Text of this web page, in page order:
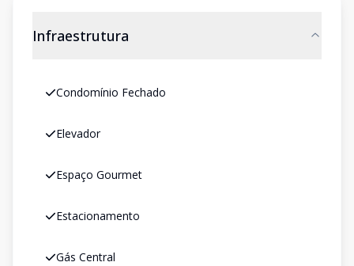
Infraestrutura
Condomínio Fechado
Elevador
Espaço Gourmet
Estacionamento
Gás Central